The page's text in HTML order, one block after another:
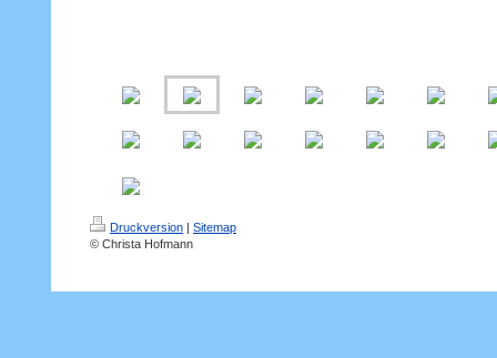
Druckversion | Sitemap
© Christa Hofmann